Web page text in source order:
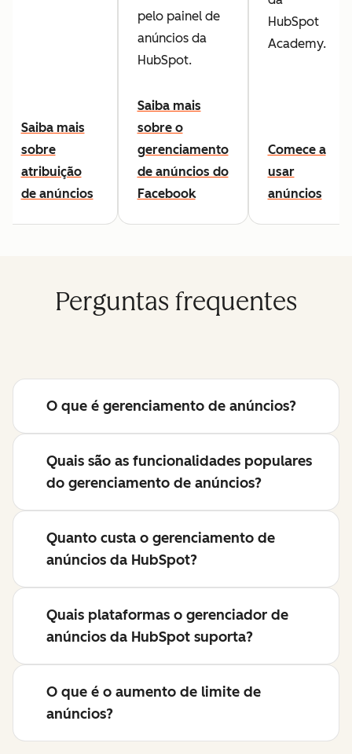
Saiba mais
sobre
atribuição
de anúncios
pelo painel de
anúncios da
HubSpot.
Saiba mais
sobre o
gerenciamento
de anúncios do
Facebook
HubSpot
Academy.
Comece a
usar
anúncios
Perguntas frequentes
O que é gerenciamento de anúncios?
Quais são as funcionalidades populares
do gerenciamento de anúncios?
Quanto custa o gerenciamento de
anúncios da HubSpot?
Quais plataformas o gerenciador de
anúncios da HubSpot suporta?
O que é o aumento de limite de
anúncios?